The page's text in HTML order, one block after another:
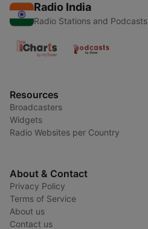
Radio India
Radio Stations and Podcasts
Resources
Broadcasters
Widgets
Radio Websites per Country
About & Contact
Privacy Policy
Terms of Service
About us
Contact us